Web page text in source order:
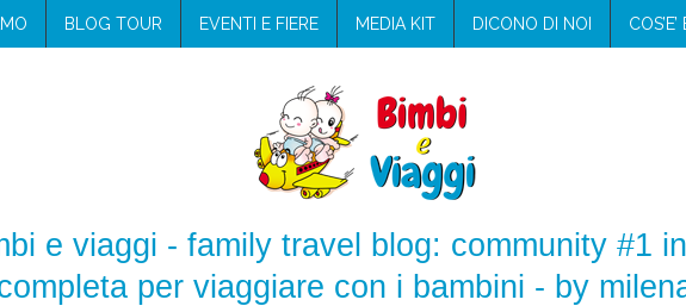
BLOG TOUR EVENTI E FIERE MEDIA KIT DICONO DI NOI
e viaggi - family travel blog: community #1
per viaggiare con i bambini - by